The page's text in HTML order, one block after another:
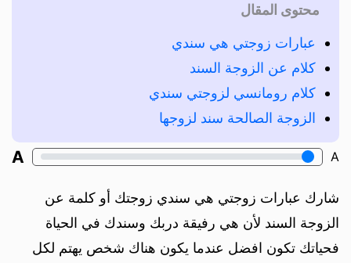
محتوى المقال
عبارات زوجتي هي سندي
كلام عن الزوجة السند
كلام رومانسي لزوجتي سندي
الزوجة الصالحة سند لزوجها
A
A
شارك عبارات زوجتي هي سندي زوجتك أو كلمة عن
الزوجة السند لأن هي رفيقة دربك وسندك في الحياة
فحياتك تكون افضل عندما يكون هناك شخص يهتم لكل